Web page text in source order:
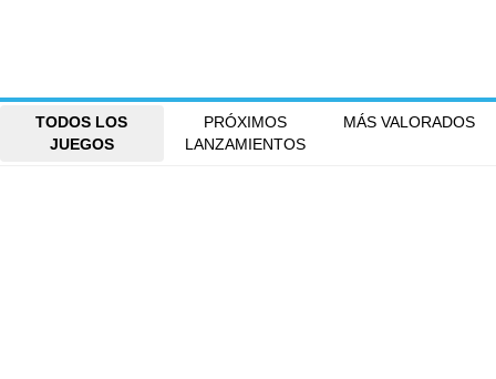
TODOS LOS
JUEGOS
PRÓXIMOS
LANZAMIENTOS
MÁS VALORADOS